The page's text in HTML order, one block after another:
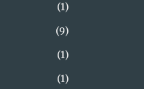
1
9
1
1